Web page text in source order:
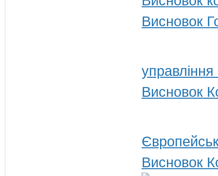
Висновок
Висновок
Висновок